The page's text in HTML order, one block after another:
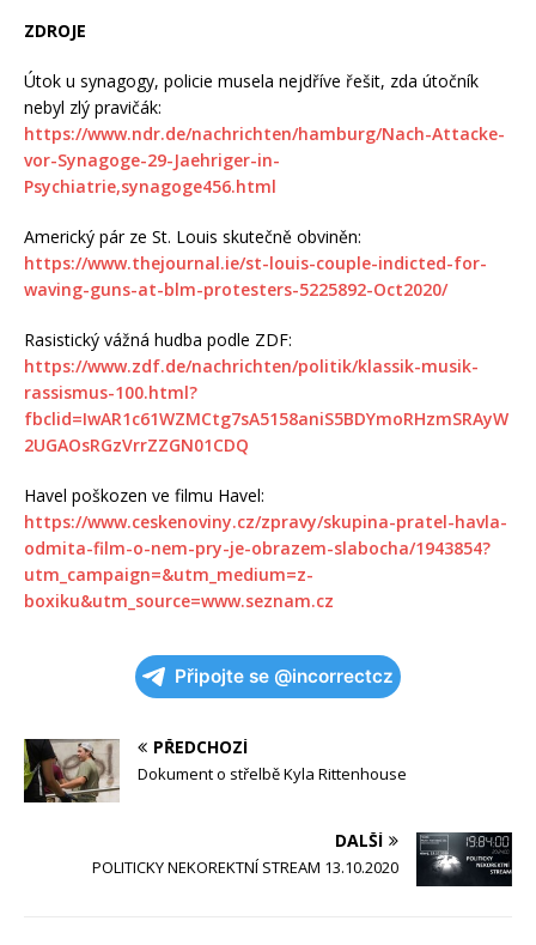
ZDROJE
Útok u synagogy, policie musela nejdříve řešit, zda útočník
nebyl zlý pravičák:
https://www.ndr.de/nachrichten/hamburg/Nach-Attacke-
vor-Synagoge-29-Jaehriger-in-
Psychiatrie,synagoge456.html
Americký pár ze St. Louis skutečně obviněn:
https://www.thejournal.ie/st-louis-couple-indicted-for-
waving-guns-at-blm-protesters-5225892-Oct2020/
Rasistický vážná hudba podle ZDF:
https://www.zdf.de/nachrichten/politik/klassik-musik-
rassismus-100.html?
fbclid=IwAR1c61WZMCtg7sA5158aniS5BDYmoRHzmSRAyW
2UGAOsRGzVrrZZGN01CDQ
Havel poškozen ve filmu Havel:
https://www.ceskenoviny.cz/zpravy/skupina-pratel-havla-
odmita-film-o-nem-pry-je-obrazem-slabocha/1943854?
utm_campaign=&utm_medium=z-
boxiku&utm_source=www.seznam.cz
Připojte se @incorrectcz
PŘEDCHOZÍ
Dokument o střelbě Kyla Rittenhouse
DALŠÍ
POLITICKY NEKOREKTNÍ STREAM 13.10.2020